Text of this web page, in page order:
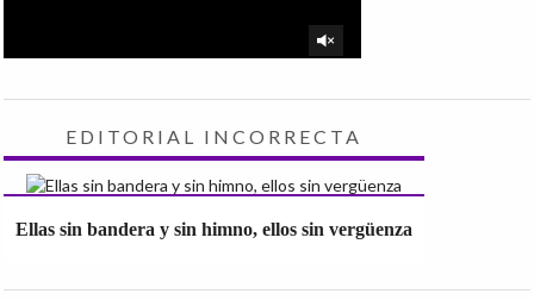
EDITORIAL INCORRECTA
Ellas sin bandera y sin himno, ellos sin vergüenza